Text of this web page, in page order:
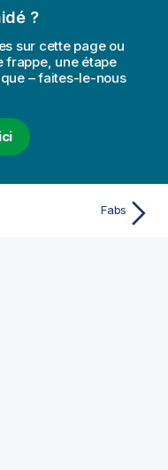
?
sur cette page ou
frappe, une étape
– faites-le-nous
Fabs